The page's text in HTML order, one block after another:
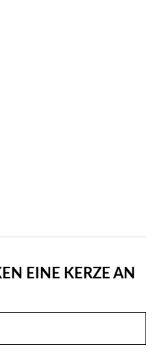
EINE KERZE AN